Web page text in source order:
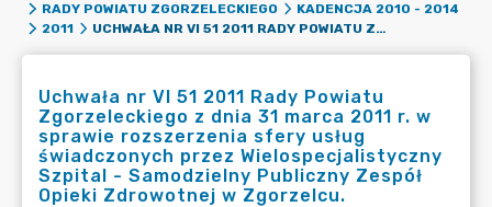
RADY POWIATU ZGORZELECKIEGO
KADENCJA 2010 - 2014
2011
UCHWAŁA NR VI 51 2011 RADY POWIATU ZGORZELECKIEGO Z DNIA 31 MARCA 2011 R. W SPRAWIE ROZSZERZENIA SFERY USŁUG ŚWIADCZONYCH PRZEZ WIELOSPECJALISTYCZNY SZPITAL - SAMODZIELNY PUBLICZNY ZESPÓŁ OPIEKI ZDROWOTNEJ W ZGORZELCU.
Uchwała nr VI 51 2011 Rady Powiatu
Zgorzeleckiego z dnia 31 marca 2011 r. w
sprawie rozszerzenia sfery usług
świadczonych przez Wielospecjalistyczny
Szpital - Samodzielny Publiczny Zespół
Opieki Zdrowotnej w Zgorzelcu.